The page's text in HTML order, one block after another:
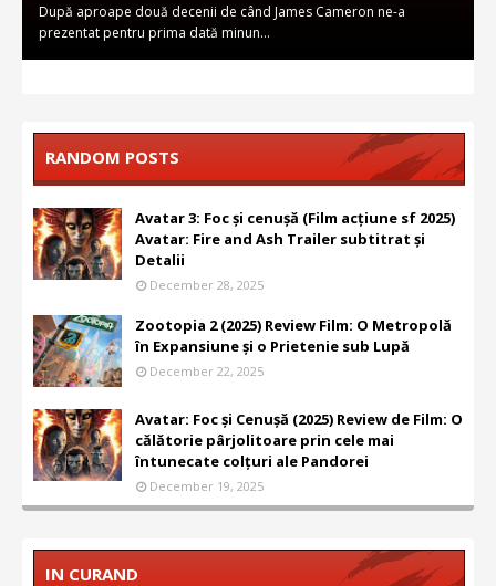
După aproape două decenii de când James Cameron ne-a
prezentat pentru prima dată minun…
RANDOM POSTS
Avatar 3: Foc și cenușă (Film acțiune sf 2025)
Avatar: Fire and Ash Trailer subtitrat și
Detalii
December 28, 2025
Zootopia 2 (2025) Review Film: O Metropolă
în Expansiune și o Prietenie sub Lupă
December 22, 2025
Avatar: Foc și Cenușă (2025) Review de Film: O
călătorie pârjolitoare prin cele mai
întunecate colțuri ale Pandorei
December 19, 2025
IN CURAND